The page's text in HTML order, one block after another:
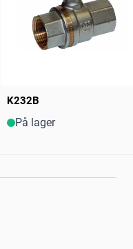
K232B
På lager